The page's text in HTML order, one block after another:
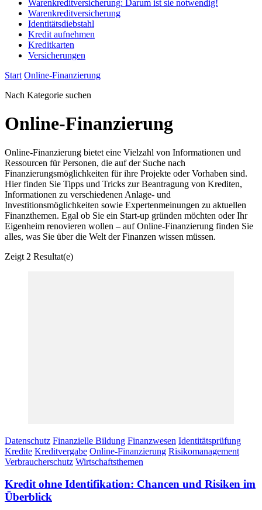
Warenkreditversicherung: Darum ist sie notwendig!
Warenkreditversicherung
Identitätsdiebstahl
Kredit aufnehmen
Kreditkarten
Versicherungen
Start Online-Finanzierung
Nach Kategorie suchen
Online-Finanzierung
Online-Finanzierung bietet eine Vielzahl von Informationen und
Ressourcen für Personen, die auf der Suche nach
Finanzierungsmöglichkeiten für ihre Projekte oder Vorhaben sind.
Hier finden Sie Tipps und Tricks zur Beantragung von Krediten,
Informationen zu verschiedenen Anlage- und
Investitionsmöglichkeiten sowie Expertenmeinungen zu aktuellen
Finanzthemen. Egal ob Sie ein Start-up gründen möchten oder Ihr
Eigenheim renovieren wollen – auf Online-Finanzierung finden Sie
alles, was Sie über die Welt der Finanzen wissen müssen.
Zeigt 2 Resultat(e)
Datenschutz Finanzielle Bildung Finanzwesen Identitätsprüfung
Kredite Kreditvergabe Online-Finanzierung Risikomanagement
Verbraucherschutz Wirtschaftsthemen
Kredit ohne Identifikation: Chancen und Risiken im
Überblick